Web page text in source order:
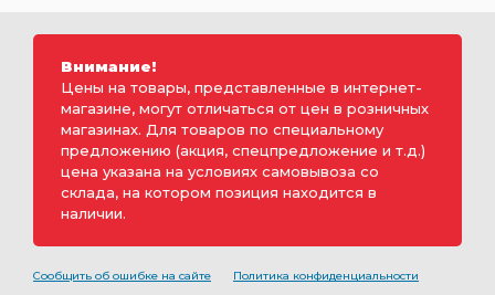
Внимание!
Цены на товары, представленные в интернет-
магазине, могут отличаться от цен в розничных
магазинах. Для товаров по специальному
предложению (акция, спецпредложение и т.д.)
цена указана на условиях самовывоза со
склада, на котором позиция находится в
наличии.
Сообщить об ошибке на сайте
Политика конфиденциальности